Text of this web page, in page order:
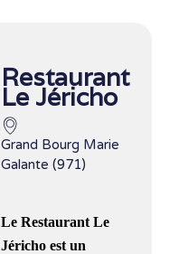
Restaurant
Le Jéricho
Grand Bourg Marie
Galante (971)
LeRestaurant Le
Jéricho est un